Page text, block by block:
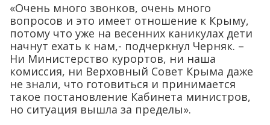
«Очень много звонков, очень много
вопросов и это имеет отношение к Крыму,
потому что уже на весенних каникулах дети
начнут ехать к нам,- подчеркнул Черняк. –
Ни Министерство курортов, ни наша
комиссия, ни Верховный Совет Крыма даже
не знали, что готовиться и принимается
такое постановление Кабинета министров,
но ситуация вышла за пределы».